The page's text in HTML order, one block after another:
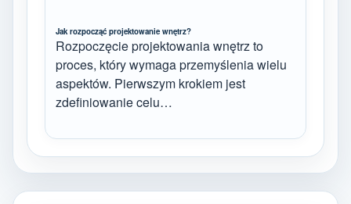
Jak rozpocząć projektowanie wnętrz?
Rozpoczęcie projektowania wnętrz to
proces, który wymaga przemyślenia wielu
aspektów. Pierwszym krokiem jest
zdefiniowanie celu…